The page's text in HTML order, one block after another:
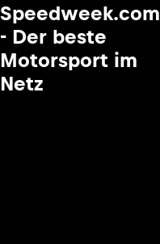
Speedweek.com
- Der beste
Motorsport im
Netz